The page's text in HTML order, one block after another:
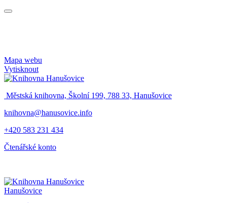
Mapa webu
Vytisknout
Městská knihovna, Školní 199, 788 33, Hanušovice
knihovna@hanusovice.info
+420 583 231 434
Čtenářské konto
Hanušovice